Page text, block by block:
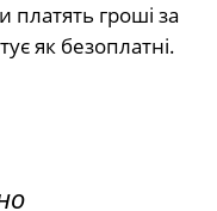
гроші за
як безоплатні.